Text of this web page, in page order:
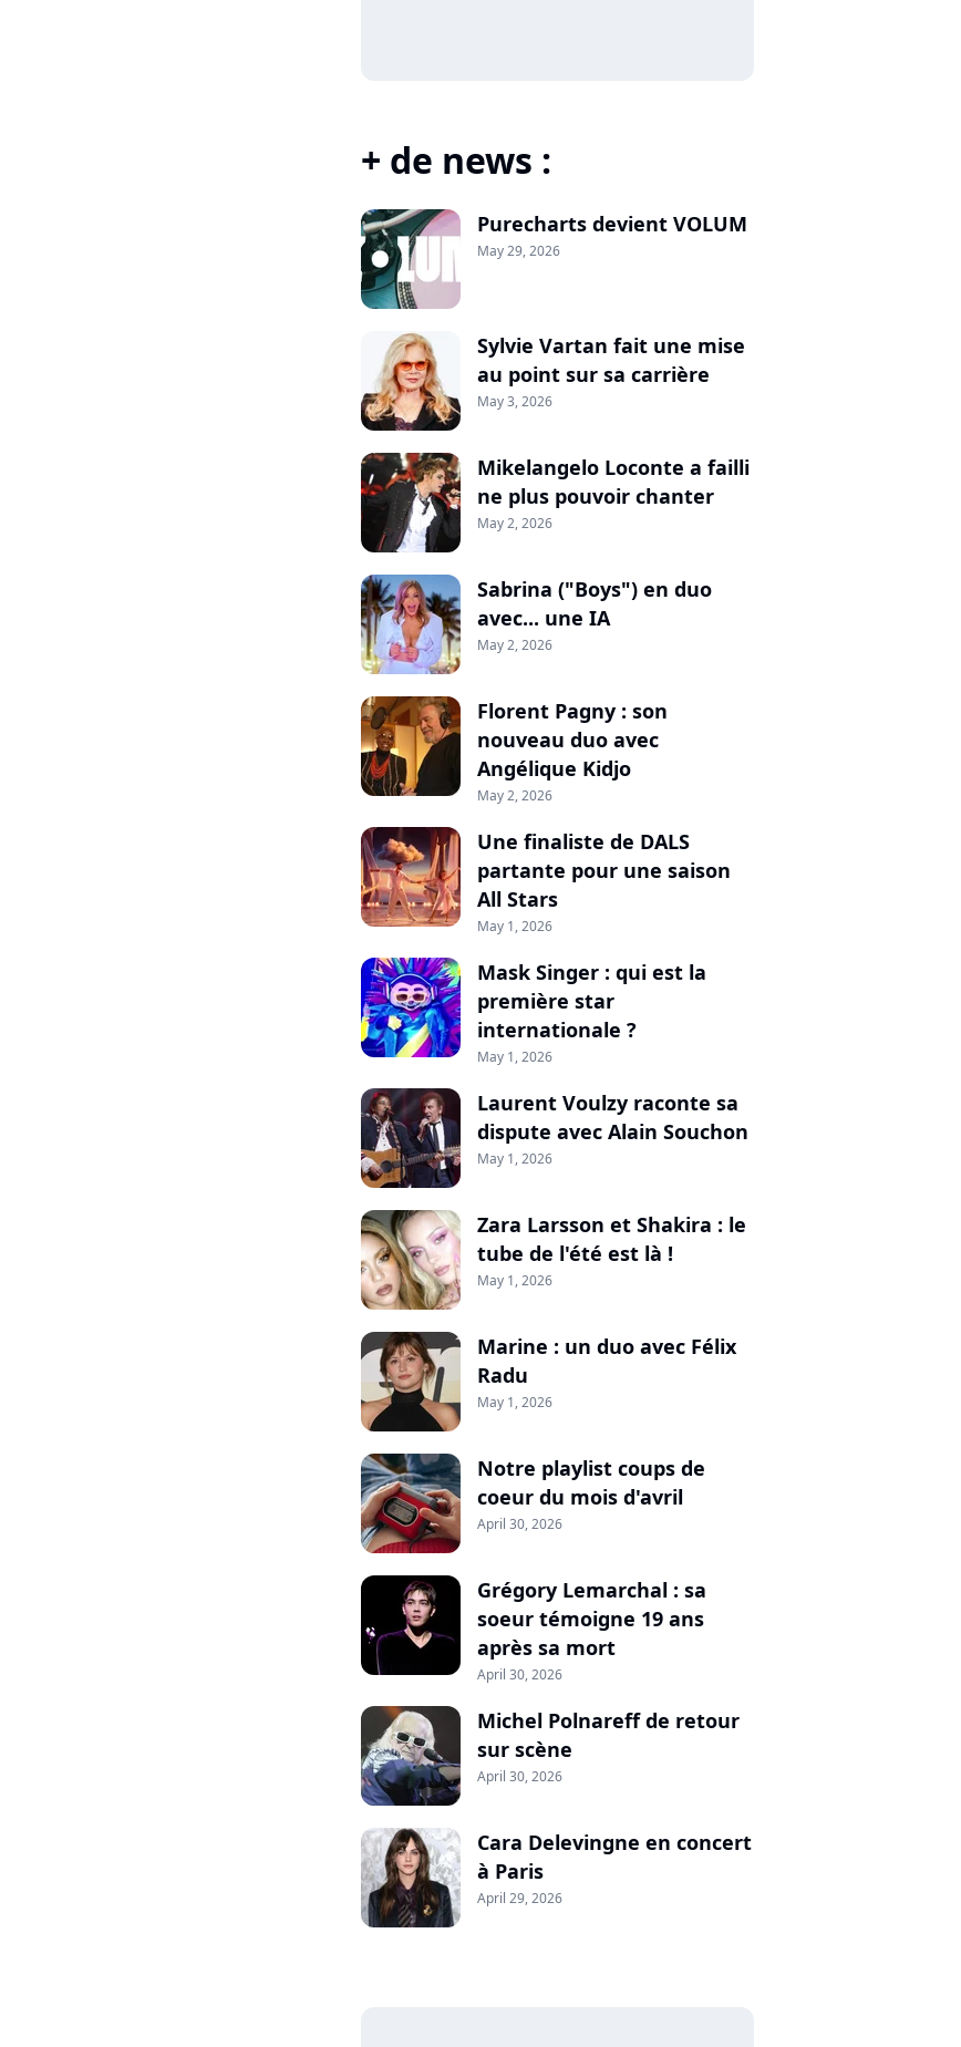
+ de news :
Purecharts devient VOLUM
May 29, 2026
Sylvie Vartan fait une mise
au point sur sa carrière
May 3, 2026
Mikelangelo Loconte a failli
ne plus pouvoir chanter
May 2, 2026
Sabrina ("Boys") en duo
avec... une IA
May 2, 2026
Florent Pagny : son
nouveau duo avec
Angélique Kidjo
May 2, 2026
Une finaliste de DALS
partante pour une saison
All Stars
May 1, 2026
Mask Singer : qui est la
première star
internationale ?
May 1, 2026
Laurent Voulzy raconte sa
dispute avec Alain Souchon
May 1, 2026
Zara Larsson et Shakira : le
tube de l'été est là !
May 1, 2026
Marine : un duo avec Félix
Radu
May 1, 2026
Notre playlist coups de
coeur du mois d'avril
April 30, 2026
Grégory Lemarchal : sa
soeur témoigne 19 ans
après sa mort
April 30, 2026
Michel Polnareff de retour
sur scène
April 30, 2026
Cara Delevingne en concert
à Paris
April 29, 2026